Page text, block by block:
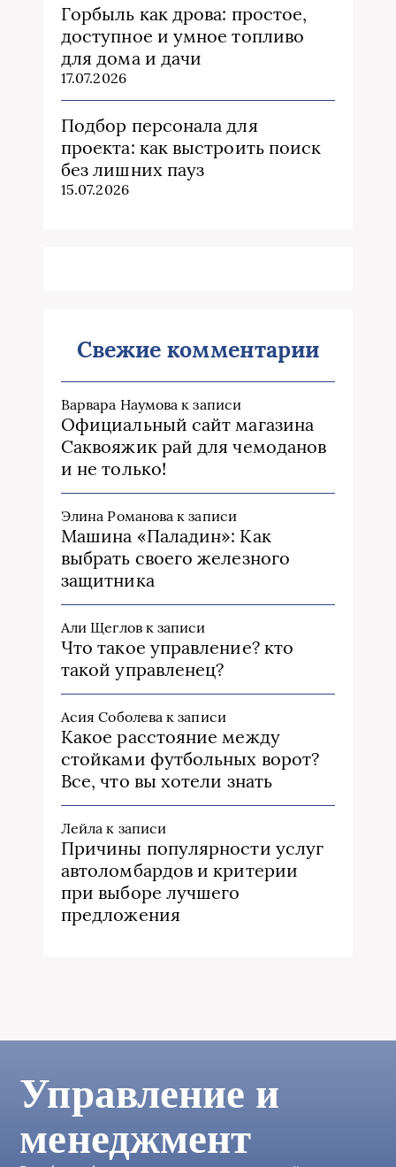
Горбыль как дрова: простое,
доступное и умное топливо
для дома и дачи
17.07.2026
Подбор персонала для
проекта: как выстроить поиск
без лишних пауз
15.07.2026
Свежие комментарии
Варвара Наумова к записи
Официальный сайт магазина
Саквояжик рай для чемоданов
и не только!
Элина Романова к записи
Машина «Паладин»: Как
выбрать своего железного
защитника
Али Щегловк записи
Что такое управление? кто
такой управленец?
Асия Соболева к записи
Какое расстояние между
стойками футбольных ворот?
Все, что вы хотели знать
Лейла к записи
Причины популярности услуг
автоломбардов и критерии
при выборе лучшего
предложения
Управление и
менеджмент